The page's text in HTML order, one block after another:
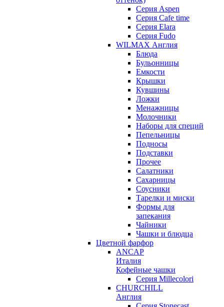
Серия Aspen
Серия Cafe time
Серия Elara
Серия Fudo
WILMAX Англия
Блюда
Бульонницы
Емкости
Крышки
Кувшины
Ложки
Менажницы
Молочники
Наборы для специй
Пепельницы
Подносы
Подставки
Прочее
Салатники
Сахарницы
Соусники
Тарелки и миски
Формы для
запекания
Чайники
Чашки и блюдца
Цветной фарфор
ANCAP
Италия
Кофейные чашки
Серия Millecolori
CHURCHILL
Англия